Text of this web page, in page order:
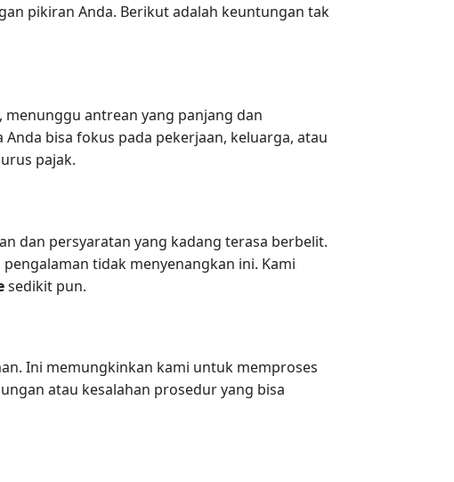
pikiran Anda. Berikut adalah keuntungan tak
antrean yang panjang dan
bisa fokus pada pekerjaan, keluarga, atau
pajak.
dan persyaratan yang kadang terasa berbelit.
tidak menyenangkan ini. Kami
sedikit pun.
Ini memungkinkan kami untuk memproses
atau kesalahan prosedur yang bisa